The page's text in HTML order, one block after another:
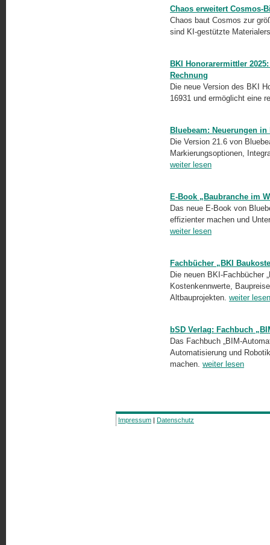
Chaos erweitert Cosmos-
Chaos baut Cosmos zur
sind KI-gestützte
BKI Honorarermittler
Rechnung
Die neue Version des BKI
16931 und ermöglicht eine
Bluebeam: Neuerungen in
Die Version 21.6 von
Markierungsoptionen,
weiter lesen
E-Book „Baubranche im
Das neue E-Book von
effizienter machen und
weiter lesen
Fachbücher „BKI
Die neuen BKI-Fachbücher
Kostenkennwerte,
Altbauprojekten. weiter lesen
bSD Verlag: Fachbuch
Das Fachbuch „BIM-
Automatisierung und
machen. weiter lesen
Impressum | Datenschutz